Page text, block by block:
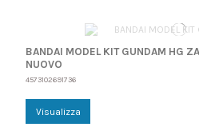
BANDAI MODEL KIT GUNDAM HG
NUOVO
4573102691736
Visualizza